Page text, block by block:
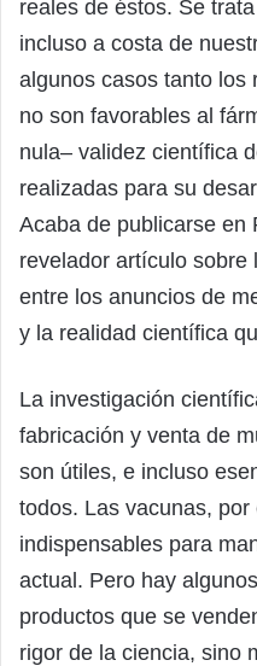
reales de éstos. Se
incluso a costa de
algunos casos tanto los
no son favorables al
nula– validez científica
realizadas para su
Acaba de publicarse en
revelador artículo sobre
entre los anuncios de
y la realidad científica
La investigación
fabricación y venta de
son útiles, e incluso
todos. Las vacunas,
indispensables para
actual. Pero hay
productos que se
rigor de la ciencia, sino